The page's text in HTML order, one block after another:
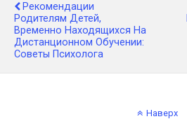
Рекомендации
Родителям Детей,
Временно Находящихся На
Дистанционном Обучении:
Советы Психолога
Наверх